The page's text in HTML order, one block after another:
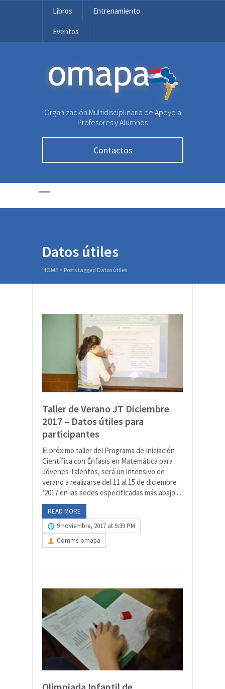
Libros Entrenamiento
Eventos
OMAPA
Organización Multidisciplinaria de Apoyo a
Profesores y Alumnos
Contactos
Datos útiles
HOME > Posts tagged Datos útiles
Taller de Verano JT Diciembre
2017 – Datos útiles para
participantes
El próximo taller del Programa de Iniciación
Científica con Énfasis en Matemática para
Jóvenes Talentos, será un intensivo de
verano a realizarse del 11 al 15 de diciembre
‘2017 en las sedes especificadas más abajo....
READ MORE
9 noviembre, 2017 at 9:39 PM
Comms-omapa